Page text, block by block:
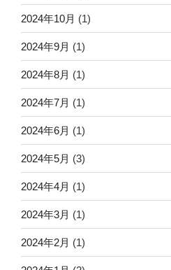
2024年10月 (1)
2024年9月 (1)
2024年8月 (1)
2024年7月 (1)
2024年6月 (1)
2024年5月 (3)
2024年4月 (1)
2024年3月 (1)
2024年2月 (1)